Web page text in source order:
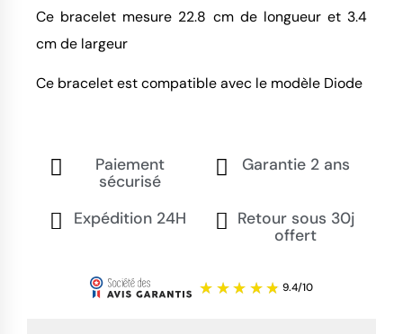
Ce bracelet mesure 22.8 cm de longueur et 3.4
cm de largeur
Ce bracelet est compatible avec le modèle Diode
Paiement
sécurisé
Garantie 2 ans
Expédition 24H
Retour sous 30j
offert